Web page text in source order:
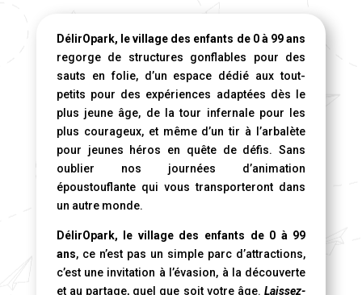
DélirOpark, le village des enfants de 0 à 99 ans
regorge de structures gonflables pour des
sauts en folie, d’un espace dédié aux tout-
petits pour des expériences adaptées dès le
plus jeune âge, de la tour infernale pour les
plus courageux, et même d’un tir à l’arbalète
pour jeunes héros en quête de défis. Sans
oublier nos journées d’animation
époustouflante qui vous transporteront dans
un autre monde.
DélirOpark, le village des enfants de 0 à 99
ans, ce n’est pas un simple parc d’attractions,
c’est une invitation à l’évasion, à la découverte
et au partage, quel que soit votre âge.Laissez-